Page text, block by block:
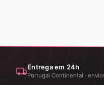
Entrega em 24h
Portugal Continental ·